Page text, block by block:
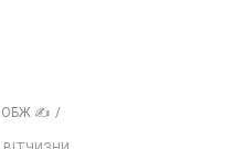
ОБЖ ✍